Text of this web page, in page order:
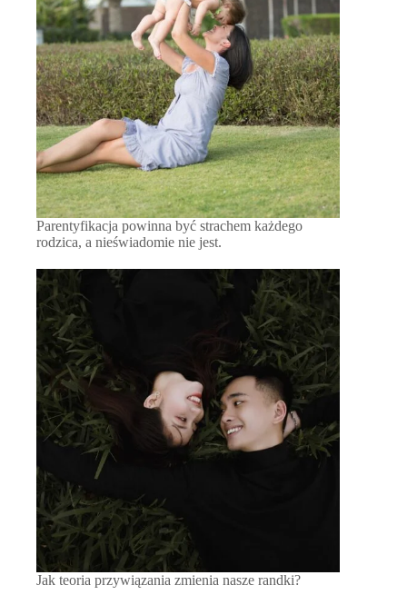
Parentyfikacja powinna być strachem każdego
rodzica, a nieświadomie nie jest.
Jak teoria przywiązania zmienia nasze randki?